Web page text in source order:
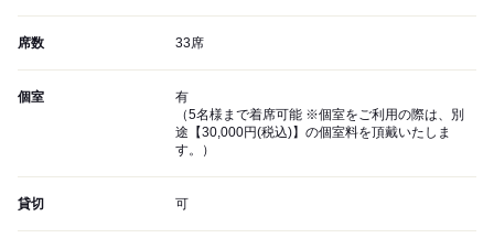
席数 33席
個室
有
（5名様まで着席可能 ※個室をご利用の際は、別
途【30,000円(税込)】の個室料を頂戴いたしま
す。）
貸切 可